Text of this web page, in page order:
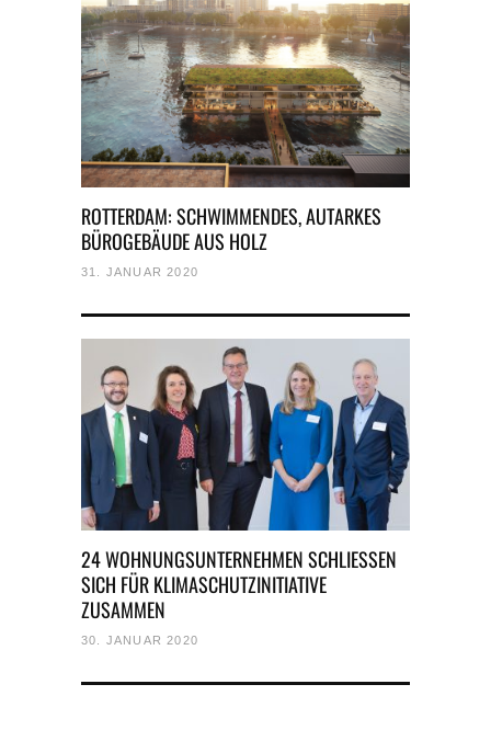
ROTTERDAM: SCHWIMMENDES, AUTARKES
BÜROGEBÄUDE AUS HOLZ
31. JANUAR 2020
24 WOHNUNGSUNTERNEHMEN SCHLIESSEN
SICH FÜR KLIMASCHUTZINITIATIVE
ZUSAMMEN
30. JANUAR 2020